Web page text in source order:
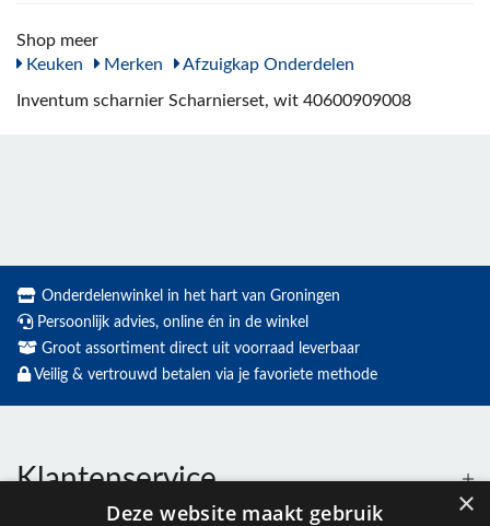
Shop meer
Keuken
Merken Afzuigkap Onderdelen
Inventum scharnier Scharnierset, wit 40600909008
Onderdelenwinkel in het hart van Groningen
Persoonlijk advies, online én in de winkel
Groot assortiment direct uit voorraad leverbaar
Veilig & vertrouwd betalen via je favoriete methode
Klantenservice
×
Deze website maakt gebruik